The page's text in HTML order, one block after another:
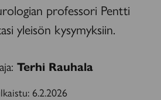
professori Pentti
yleisön kysymyksiin.
Terhi Rauhala
6.2.2026